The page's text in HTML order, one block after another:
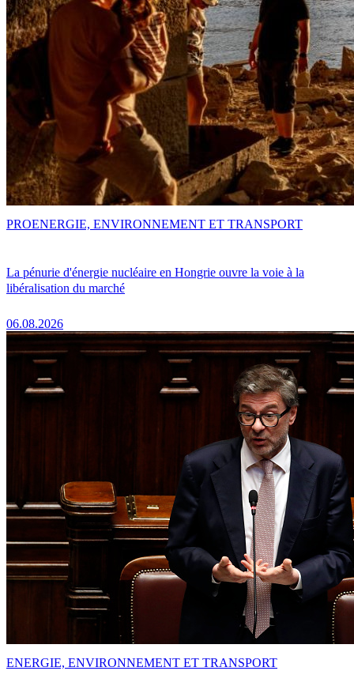
La pénurie d'énergie nucléaire en Hongrie ouvre la voie à la
libéralisation du marché
06.08.2026
PROENERGIE, ENVIRONNEMENT ET TRANSPORT
ENERGIE, ENVIRONNEMENT ET TRANSPORT